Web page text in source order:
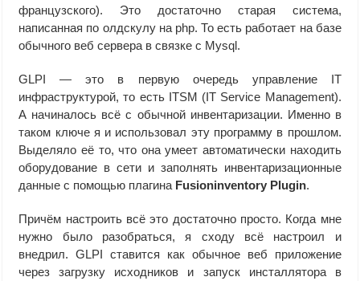
французского). Это достаточно старая система,
написанная по олдскулу на php. То есть работает на базе
обычного веб сервера в связке с Mysql.
GLPI — это в первую очередь управление IT
инфраструктурой, то есть ITSM (IT Service Management).
А начиналось всё с обычной инвентаризации. Именно в
таком ключе я и использовал эту программу в прошлом.
Выделяло её то, что она умеет автоматически находить
оборудование в сети и заполнять инвентаризационные
данные с помощью плагина Fusioninventory Plugin.
Причём настроить всё это достаточно просто. Когда мне
нужно было разобраться, я сходу всё настроил и
внедрил. GLPI ставится как обычное веб приложение
через загрузку исходников и запуск инсталлятора в